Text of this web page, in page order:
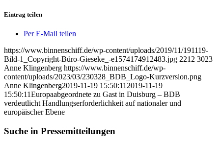
Eintrag teilen
Per E-Mail teilen
https://www.binnenschiff.de/wp-content/uploads/2019/11/191119-
Bild-1_Copyright-Büro-Gieseke_-e1574174912483.jpg 2212 3023
Anne Klingenberg https://www.binnenschiff.de/wp-
content/uploads/2023/03/230328_BDB_Logo-Kurzversion.png
Anne Klingenberg2019-11-19 15:50:11 2019-11-19
15:50:11Europaabgeordnete zu Gast in Duisburg – BDB
verdeutlicht Handlungserforderlichkeit auf nationaler und
europäischer Ebene
Suche in Pressemitteilungen